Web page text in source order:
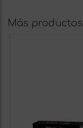
Más